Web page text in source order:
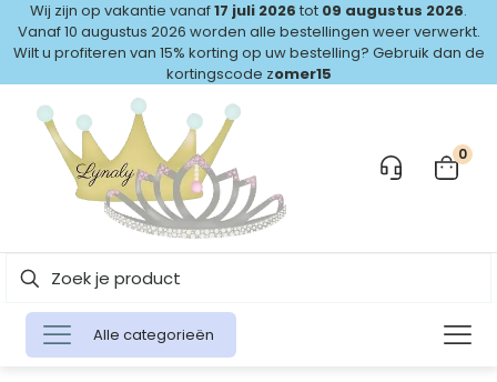
Wij zijn op vakantie vanaf17 juli 2026 tot 09 augustus 2026.
Vanaf 10 augustus 2026 worden alle bestellingen weer verwerkt.
Wilt u profiteren van 15% korting op uw bestelling? Gebruik dan de
kortingscode zomer15
0
Alle categorieën